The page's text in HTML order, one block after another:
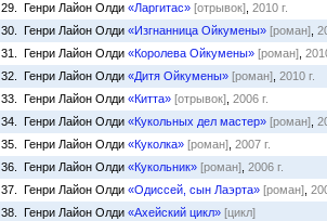
29. Генри Лайон Олди «Ларгитас» [отрывок] 2010 г.
30. Генри Лайон Олди «Изгнанница Ойкумены» [роман]
31. Генри Лайон Олди «Королева Ойкумены» [роман]
32. Генри Лайон Олди «Дитя Ойкумены» [роман] 2010 г.
33. Генри Лайон Олди «Китта» [отрывок] 2006 г.
34. Генри Лайон Олди «Кукольных дел мастер» [роман]
35. Генри Лайон Олди «Куколка» [роман] 2007 г.
36. Генри Лайон Олди «Кукольник» [роман] 2006 г.
37. Генри Лайон Олди «Одиссей, сын Лаэрта» [роман]
38. Генри Лайон Олди «Ахейский цикл» [цикл]